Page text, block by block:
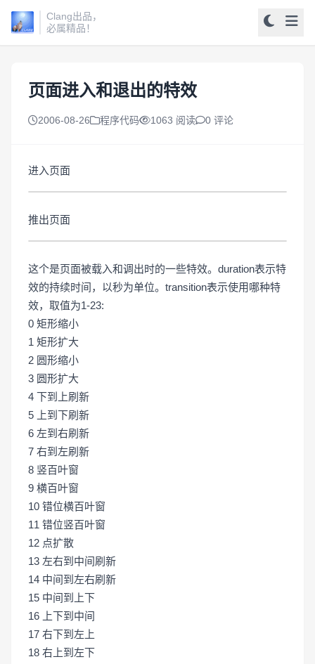
Clang出品，
必属精品！
页面进入和退出的特效
2006-08-26 程序代码 1063 阅读 0 评论
进入页面
推出页面
这个是页面被载入和调出时的一些特效。duration表示特
效的持续时间，以秒为单位。transition表示使用哪种特
效，取值为1-23:
0 矩形缩小
1 矩形扩大
2 圆形缩小
3 圆形扩大
4 下到上刷新
5 上到下刷新
6 左到右刷新
7 右到左刷新
8 竖百叶窗
9 横百叶窗
10 错位横百叶窗
11 错位竖百叶窗
12 点扩散
13 左右到中间刷新
14 中间到左右刷新
15 中间到上下
16 上下到中间
17 右下到左上
18 右上到左下